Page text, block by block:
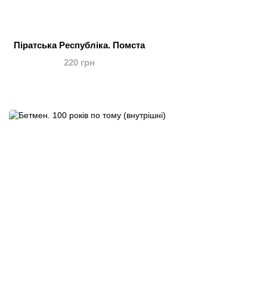
Піратська Республіка. Помста
220 грн